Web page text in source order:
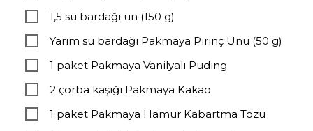
1,5 su bardağı un (150 g)
Yarım su bardağı Pakmaya Pirinç Unu (50 g)
1 paket Pakmaya Vanilyalı Puding
2 çorba kaşığı Pakmaya Kakao
1 paket Pakmaya Hamur Kabartma Tozu